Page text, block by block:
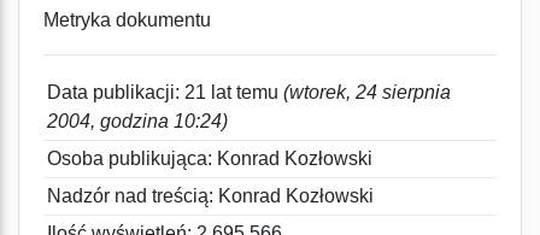
Metryka dokumentu
Data publikacji: 21 lat temu (wtorek, 24 sierpnia
2004, godzina 10:24)
Osoba publikująca: Konrad Kozłowski
Nadzór nad treścią: Konrad Kozłowski